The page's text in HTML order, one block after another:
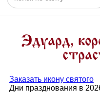
Эдуард,
Заказать икону святого
Дни празднования в